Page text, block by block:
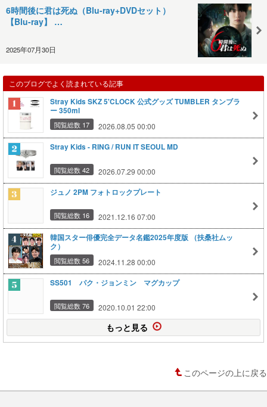
6時間後に君は死ぬ（Blu-ray+DVDセット）
【Blu-ray】 …
2025年07月30日
このブログでよく読まれている記事
Stray Kids SKZ 5'CLOCK 公式グッズ TUMBLER タンブラ
ー 350ml
閲覧総数 17 2026.08.05 00:00
Stray Kids - RING / RUN IT SEOUL MD
閲覧総数 42 2026.07.29 00:00
ジュノ 2PM フォトロックプレート
閲覧総数 16 2021.12.16 07:00
韓国スター俳優完全データ名鑑2025年度版 （扶桑社ムッ
ク）
閲覧総数 56 2024.11.28 00:00
SS501 パク・ジョンミン マグカップ
閲覧総数 76 2020.10.01 22:00
もっと見る
このページの上に戻る